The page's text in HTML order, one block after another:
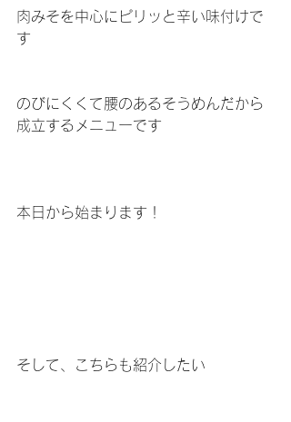
肉みそを中心にピリッと辛い味付けで
す
のびにくくて腰のあるそうめんだから
成立するメニューです
本日から始まります！
そして、こちらも紹介したい